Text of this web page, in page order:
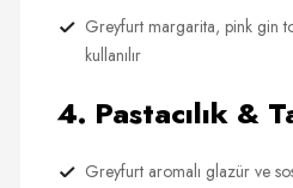
Greyfurt margarita, pink gin
kullanılır
4. Pastacılık &
Greyfurt aromalı glazür ve